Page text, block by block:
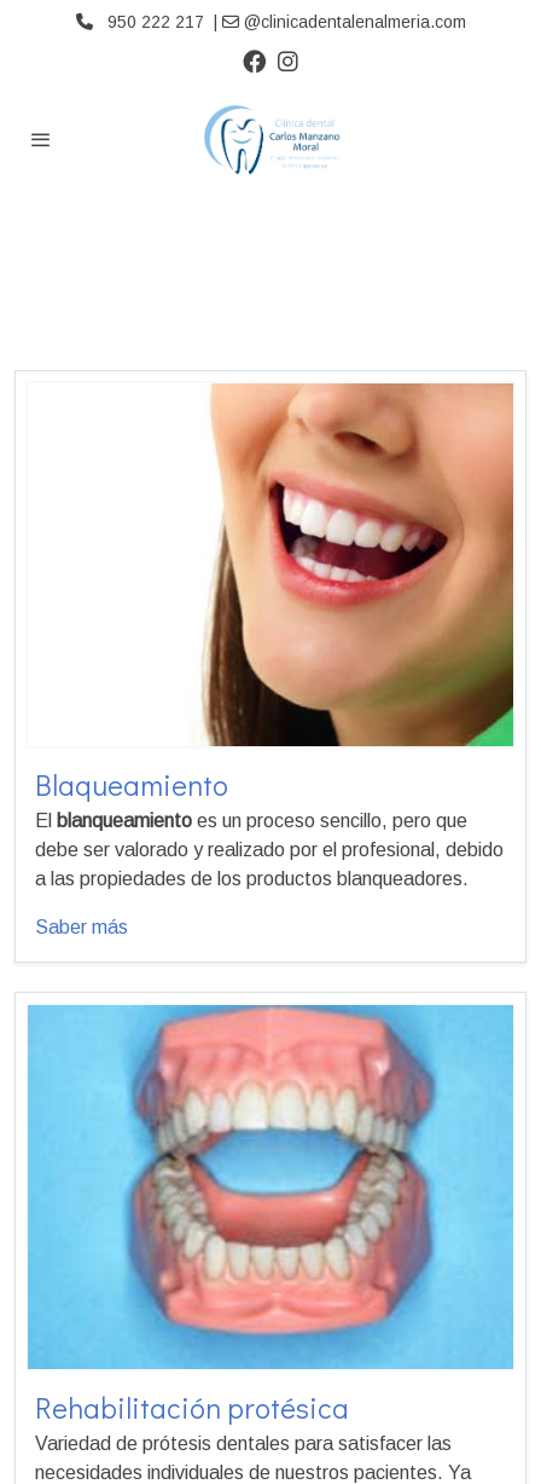
950 222 217 | @clinicadentalenalmeria.com
Blaqueamiento
El blanqueamiento es un proceso sencillo, pero que
debe ser valorado y realizado por el profesional, debido
a las propiedades de los productos blanqueadores.
Saber más
Rehabilitación protésica
Variedad de prótesis dentales para satisfacer las
necesidades individuales de nuestros pacientes. Ya